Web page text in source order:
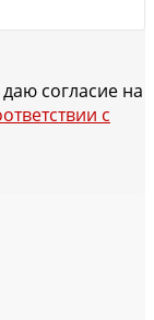
согласие на
с